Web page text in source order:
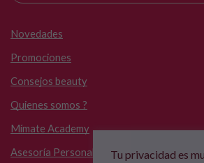
Novedades
Promociones
Consejos beauty
Quienes somos ?
Mímate Academy
Asesoría PersonalizadaTu privacidad es